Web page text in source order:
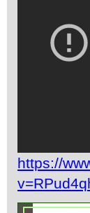
https://